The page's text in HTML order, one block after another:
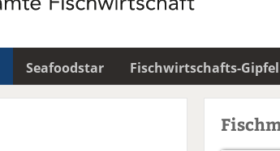
Seafoodstar Fischwirtschafts-Gipfel